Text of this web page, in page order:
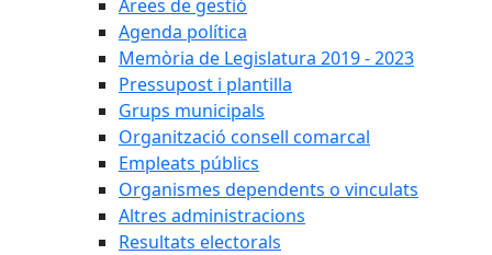
Àrees de gestió
Agenda política
Memòria de Legislatura 2019 - 2023
Pressupost i plantilla
Grups municipals
Organització consell comarcal
Empleats públics
Organismes dependents o vinculats
Altres administracions
Resultats electorals